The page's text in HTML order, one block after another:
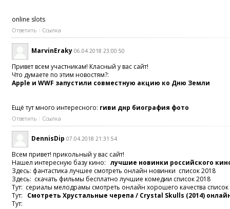
online slots
Ответить Ссылка
MarvinEraky 06.04.2018 23:00:50
Привет всем участникам! Класный у вас сайт!
Что думаете по этим новостям?:
Apple и WWF запустили совместную акцию ко Дню Земли
Ещё тут много интересного: гиви днр биография фото
Ответить Ссылка
DennisDip 07.04.2018 21:31:54
Всем привет! прикольный у вас сайт!
Нашел интересную базу кино: лучшие новинки российского
Здесь: фантастика лучшее смотреть онлайн новинки список 2018
Здесь: скачать фильмы бесплатно лучшие комедии список 2018
Тут: сериалы мелодрамы смотреть онлайн хорошего качества список
Тут:
Смотреть Хрустальные черепа / Crystal Skulls (2014)
Тут: